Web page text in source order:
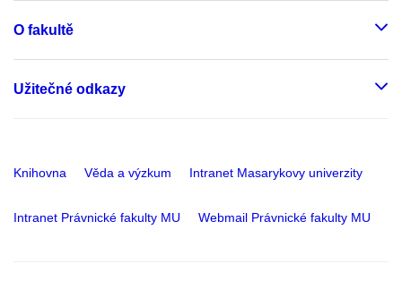
O fakultě
Užitečné odkazy
Knihovna Věda a výzkum Intranet Masarykovy univerzity
Intranet Právnické fakulty MU Webmail Právnické fakulty MU